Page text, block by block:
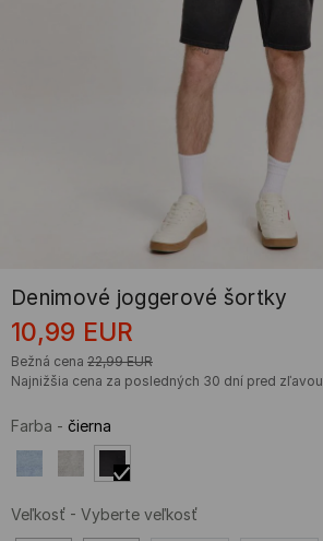
Denimové joggerové šortky
10,99 EUR
Bežná cena 22,99 EUR
Najnižšia cena za posledných 30 dní pred zľavou
Farba - čierna
Veľkosť - Vyberte veľkosť